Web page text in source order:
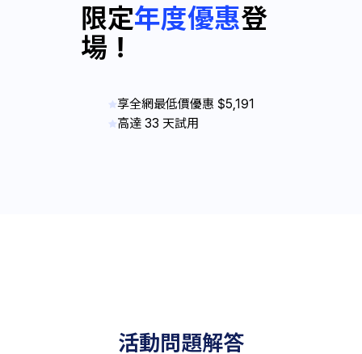
限定年度優惠登
場！
享全網最低價優惠 $5,191
高達 33 天試用
活動問題解答